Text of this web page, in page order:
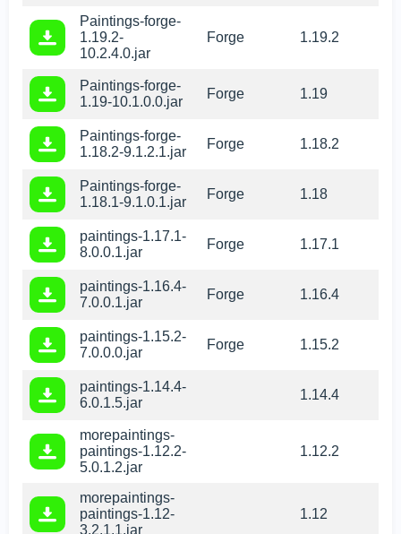
Paintings-forge-
1.19.2-
10.2.4.0.jar
Forge 1.19.2
Paintings-forge-
1.19-10.1.0.0.jar
Forge 1.19
Paintings-forge-
1.18.2-9.1.2.1.jar
Forge 1.18.2
Paintings-forge-
1.18.1-9.1.0.1.jar
Forge 1.18
paintings-1.17.1-
8.0.0.1.jar
Forge 1.17.1
paintings-1.16.4-
7.0.0.1.jar
Forge 1.16.4
paintings-1.15.2-
7.0.0.0.jar
Forge 1.15.2
paintings-1.14.4-
6.0.1.5.jar
1.14.4
morepaintings-
paintings-1.12.2-
5.0.1.2.jar
1.12.2
morepaintings-
paintings-1.12-
3.2.1.1.jar
1.12